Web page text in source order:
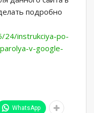
подробно
24/instrukciya-po-
v-google-
WhatsApp